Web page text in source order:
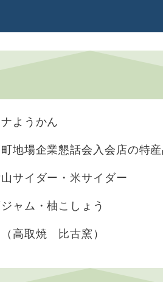
ようかん
地場企業懇話会入会店の特
サイダー・米サイダー
ャム・柚こしょう
（高取焼 比古窯）